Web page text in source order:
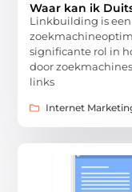
Waar kan ik
Linkbuilding is
significante rol in
door
links
Internet